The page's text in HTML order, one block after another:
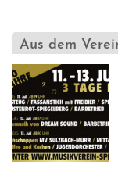
Aus dem